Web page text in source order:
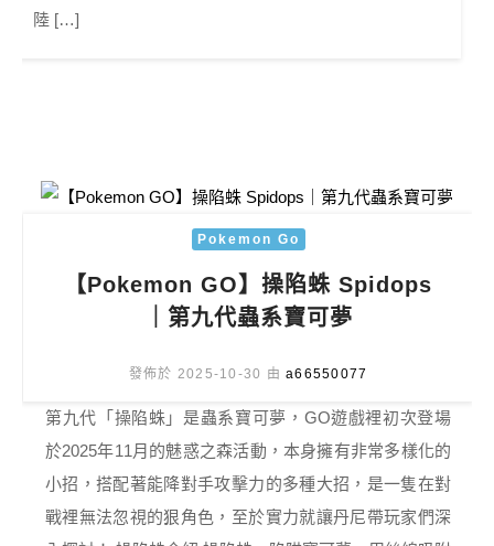
陸 […]
Pokemon Go
【Pokemon GO】操陷蛛 Spidops
｜第九代蟲系寶可夢
發佈於 2025-10-30 由 a66550077
第九代「操陷蛛」是蟲系寶可夢，GO遊戲裡初次登場
於2025年11月的魅惑之森活動，本身擁有非常多樣化的
小招，搭配著能降對手攻擊力的多種大招，是一隻在對
戰裡無法忽視的狠角色，至於實力就讓丹尼帶玩家們深